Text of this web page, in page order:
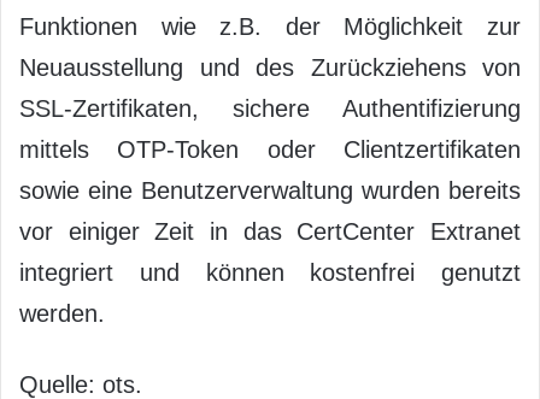
Funktionen wie z.B. der Möglichkeit zur
Neuausstellung und des Zurückziehens von
SSL-Zertifikaten, sichere Authentifizierung
mittels OTP-Token oder Clientzertifikaten
sowie eine Benutzerverwaltung wurden bereits
vor einiger Zeit in das CertCenter Extranet
integriert und können kostenfrei genutzt
werden.
Quelle: ots.